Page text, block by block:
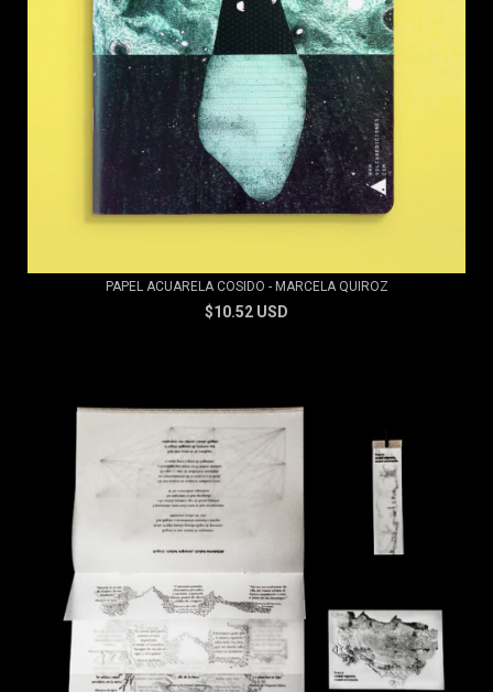
PAPEL ACUARELA COSIDO - MARCELA QUIROZ
$10.52 USD